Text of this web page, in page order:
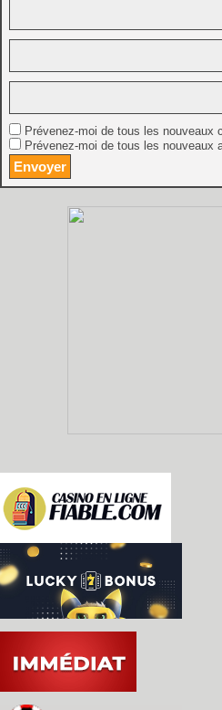
Prévenez-moi de tous les nouveaux
Prévenez-moi de tous les nouveaux